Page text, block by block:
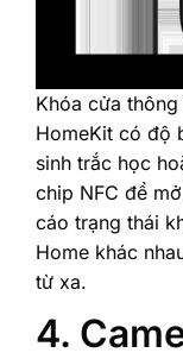
‎Khóa cửa
HomeKit có độ
sinh trắc học
chip NFC để
cáo trạng thái
Home khác
từ xa.‎
4.